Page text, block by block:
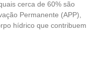
cerca de 60% são
Permanente (APP),
hídrico que contribuem